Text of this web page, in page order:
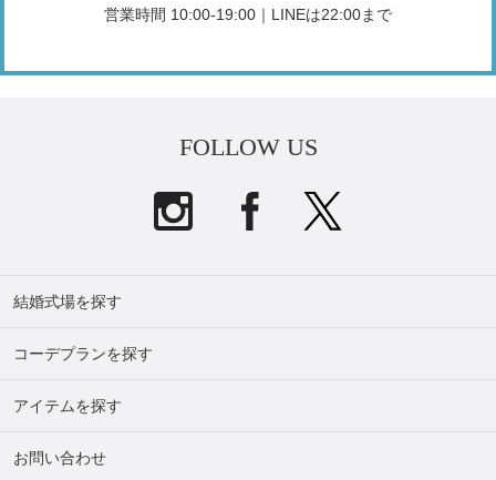
営業時間 10:00-19:00｜LINEは22:00まで
FOLLOW US
結婚式場を探す
コーデプランを探す
アイテムを探す
お問い合わせ